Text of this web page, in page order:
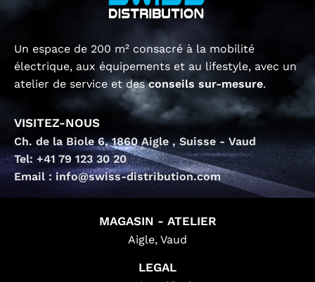
Un espace de 200 m² consacré à la mobilité
électrique, aux équipements et au lifestyle, avec un
atelier de service et desconseils sur-mesure.
VISITEZ-NOUS
Ch. de la Biole 6, 1860 Aigle , Suisse - Vaud
Tel: +41 79 123 30 20
Email : info@swiss-distribution.com
MAGASIN - ATELIER
Aigle, Vaud
LEGAL